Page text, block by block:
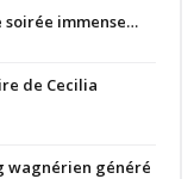
soirée immense…
de Cecilia
wagnérien généré